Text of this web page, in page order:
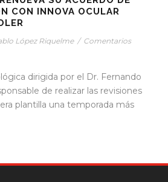
CON INNOVA OCULAR
López Riquelme / Comentarios
dirigida por el Dr. Fernando
de realizar las revisiones
plantilla una temporada más